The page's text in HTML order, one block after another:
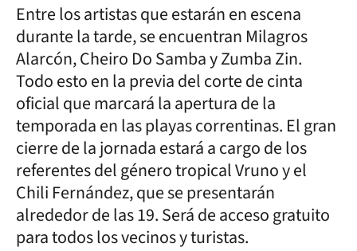
Entre los artistas que estarán en escena
durante la tarde, se encuentran Milagros
Alarcón, Cheiro Do Samba y Zumba Zin.
Todo esto en la previa del corte de cinta
oficial que marcará la apertura de la
temporada en las playas correntinas. El gran
cierre de la jornada estará a cargo de los
referentes del género tropical Vruno y el
Chili Fernández, que se presentarán
alrededor de las 19. Será de acceso gratuito
para todos los vecinos y turistas.